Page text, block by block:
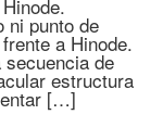
ni punto de
a Hinode.
de
estructura
[…]